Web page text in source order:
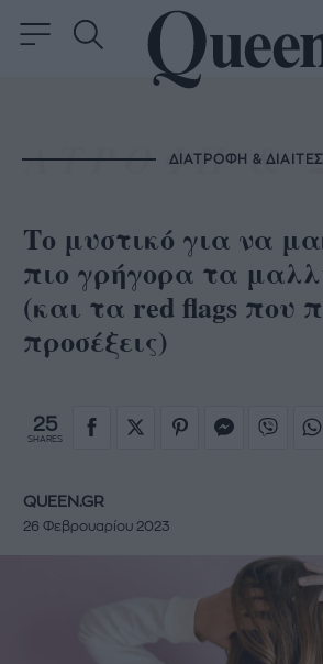
ΔΙΑΤΡΟΦΗ & ΔΙΑΙΤΕΣ
Το μυστικό για να
πιο γρήγορα τα
(και τα red flags που
προσέξεις)
25
SHARES
QUEEN.GR
26 Φεβρουαρίου 2023